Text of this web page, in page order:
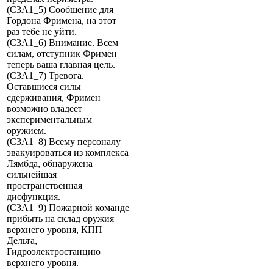
(C3A1_5) Сообщение для
Гордона Фримена, на этот
раз тебе не уйти.
(C3A1_6) Внимание. Всем
силам, отступник Фримен
теперь ваша главная цель.
(C3A1_7) Тревога.
Оставшиеся силы
сдерживания, Фримен
возможно владеет
экспериментальным
оружием.
(C3A1_8) Всему персоналу
эвакуироваться из комплекса
Лямбда, обнаружена
сильнейшая
пространственная
дисфункция.
(C3A1_9) Пожарной команде
прибыть на склад оружия
верхнего уровня, КПП
Дельта,
Гидроэлектростанцию
верхнего уровня.